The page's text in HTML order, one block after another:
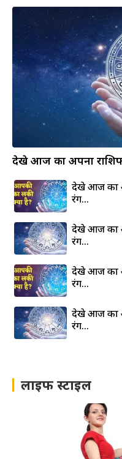
देखे आज का अपना
देखे आज का
रंग…
देखे आज का
रंग…
देखे आज का
रंग…
देखे आज का
रंग…
लाइफ स्टाइल